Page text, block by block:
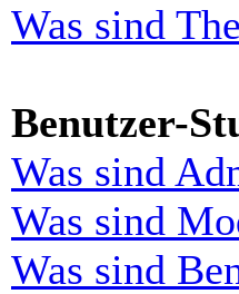
Was sind
Benutzer-
Was sind
Was sind
Was sind